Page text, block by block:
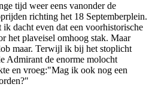
tijd weer eens vanonder de
richting het 18 Septemberplein.
dacht even dat een voorhistorische
het plaveisel omhoog stak. Maar
maar. Terwijl ik bij het stoplicht
Admirant de enorme molocht
en vroeg:"Mag ik ook nog een